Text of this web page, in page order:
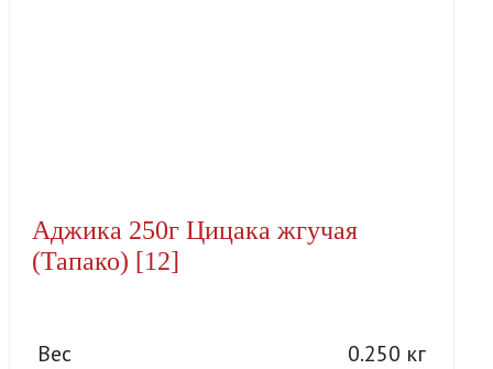
Аджика 250г Цицака жгучая
(Тапако) [12]
Вес
0.250 кг